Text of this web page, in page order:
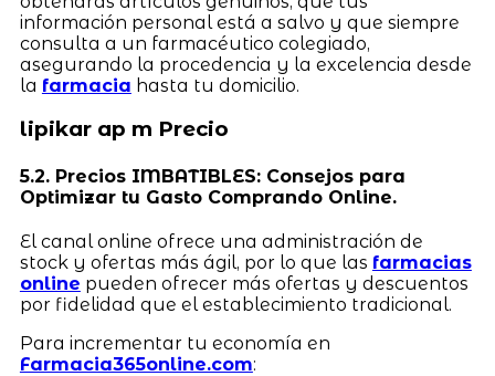
información personal está a salvo y que siempre
consulta a un farmacéutico colegiado,
asegurando la procedencia y la excelencia desde
la farmacia hasta tu domicilio.
lipikar ap m Precio
5.2. Precios IMBATIBLES: Consejos para
Optimizar tu Gasto Comprando Online.
El canal online ofrece una administración de
stock y ofertas más ágil, por lo que las farmacias
online pueden ofrecer más ofertas y descuentos
por fidelidad que el establecimiento tradicional.
Para incrementar tu economía en
Farmacia365online.com: